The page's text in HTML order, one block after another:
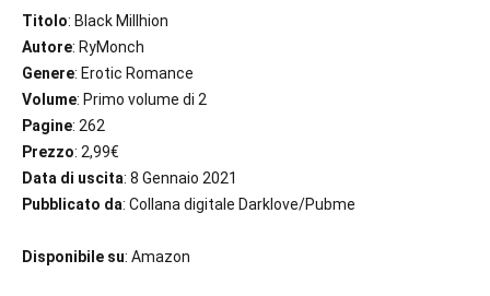
Titolo: Black Millhion
Autore: RyMonch
Genere: Erotic Romance
Volume: Primo volume di 2
Pagine: 262
Prezzo: 2,99€
Data di uscita: 8 Gennaio 2021
Pubblicato da: Collana digitale Darklove/Pubme
Disponibile su: Amazon